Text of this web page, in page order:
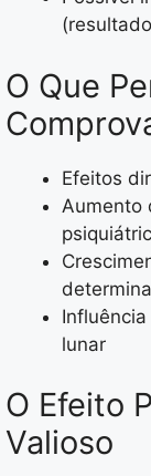
O Que
Efeitos
Aumento
lunar
O Efeito
Valioso